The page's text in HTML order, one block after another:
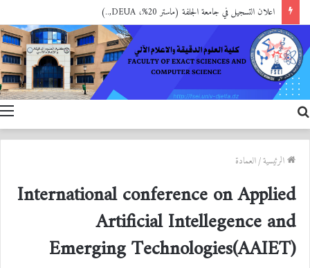
اعلان التسجيل في جامعة الجلفة (ماستر 20%، DEUA,..)
عن
الرئيسية/العمادة
International conference on Applied
Artificial Intellegence and
Emerging Technologies(AAIET)